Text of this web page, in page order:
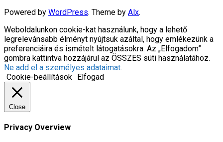
Powered by WordPress. Theme by Alx.
Weboldalunkon cookie-kat használunk, hogy a lehető
legrelevánsabb élményt nyújtsuk azáltal, hogy emlékezünk a
preferenciáira és ismételt látogatásokra. Az „Elfogadom”
gombra kattintva hozzájárul az ÖSSZES süti használatához.
Ne add el a személyes adataimat.
Cookie-beállítások Elfogad
Close
Privacy Overview